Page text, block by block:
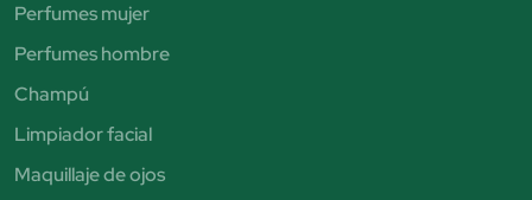
Perfumes mujer
Perfumes hombre
Champú
Limpiador facial
Maquillaje de ojos